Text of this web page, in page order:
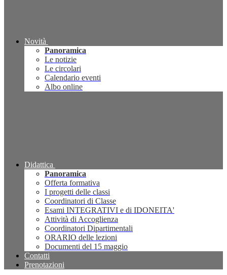
Novità
Panoramica
Le notizie
Le circolari
Calendario eventi
Albo online
Didattica
Panoramica
Offerta formativa
I progetti delle classi
Coordinatori di Classe
Esami INTEGRATIVI e di IDONEITA'
Attività di Accoglienza
Coordinatori Dipartimentali
ORARIO delle lezioni
Documenti del 15 maggio
Contatti
Prenotazioni